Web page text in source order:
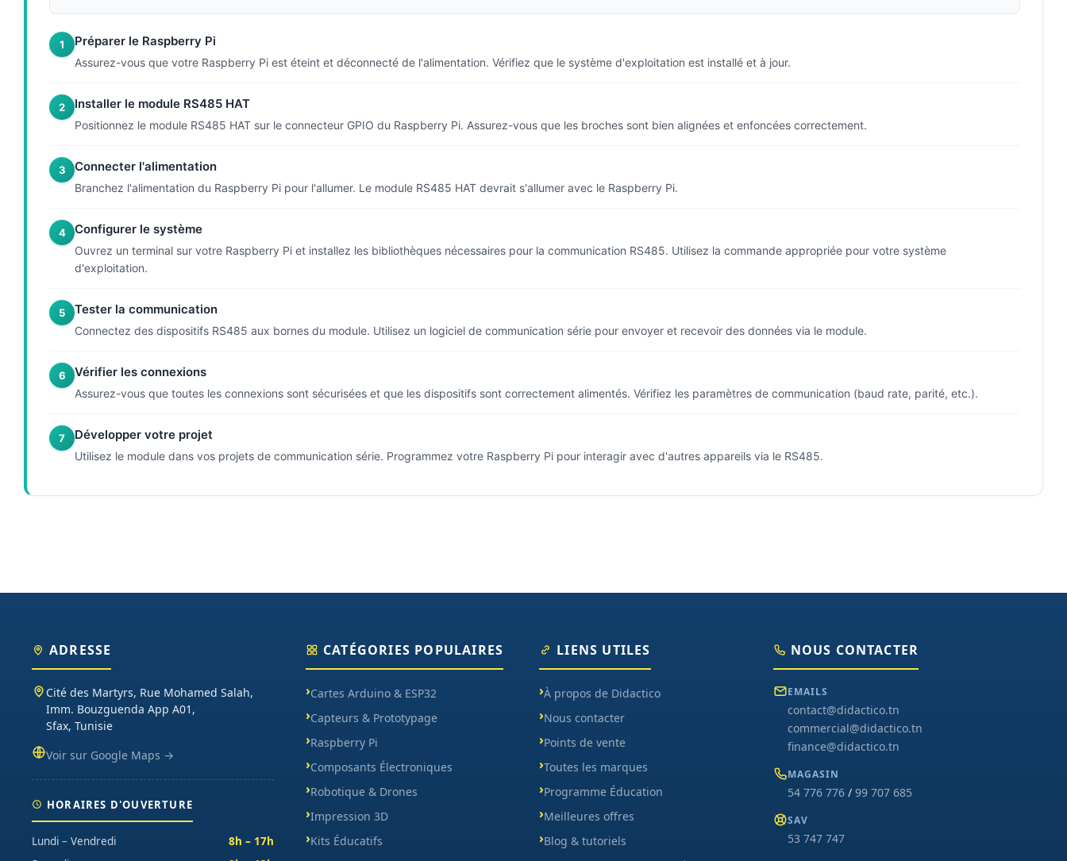
1 Préparer le Raspberry Pi
Assurez-vous que votre Raspberry Pi est éteint et déconnecté de l'alimentation. Vérifiez que le système d'exploitation est installé et à jour.
2 Installer le module RS485 HAT
Positionnez le module RS485 HAT sur le connecteur GPIO du Raspberry Pi. Assurez-vous que les broches sont bien alignées et enfoncées correctement.
3 Connecter l'alimentation
Branchez l'alimentation du Raspberry Pi pour l'allumer. Le module RS485 HAT devrait s'allumer avec le Raspberry Pi.
4 Configurer le système
Ouvrez un terminal sur votre Raspberry Pi et installez les bibliothèques nécessaires pour la communication RS485. Utilisez la commande appropriée pour votre système
d'exploitation.
5 Tester la communication
Connectez des dispositifs RS485 aux bornes du module. Utilisez un logiciel de communication série pour envoyer et recevoir des données via le module.
6 Vérifier les connexions
Assurez-vous que toutes les connexions sont sécurisées et que les dispositifs sont correctement alimentés. Vérifiez les paramètres de communication (baud rate, parité, etc.).
7 Développer votre projet
Utilisez le module dans vos projets de communication série. Programmez votre Raspberry Pi pour interagir avec d'autres appareils via le RS485.
ADRESSE
Cité des Martyrs, Rue Mohamed Salah,
Imm. Bouzguenda App A01,
Sfax, Tunisie
Voir sur Google Maps →
HORAIRES D'OUVERTURE
Lundi – Vendredi
8h – 17h
CATÉGORIES POPULAIRES
Cartes Arduino & ESP32
Capteurs & Prototypage
Raspberry Pi
Composants Électroniques
Robotique & Drones
Impression 3D
Kits Éducatifs
LIENS UTILES
À propos de Didactico
Nous contacter
Points de vente
Toutes les marques
Programme Éducation
Meilleures offres
Blog & tutoriels
NOUS CONTACTER
EMAILS
contact@didactico.tn
commercial@didactico.tn
finance@didactico.tn
MAGASIN
54 776 776/ 99 707 685
SAV
53 747 747